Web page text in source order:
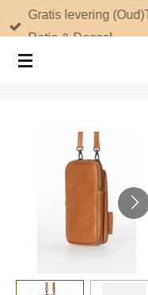
direct
naar
Gratis levering
Retie & Dessel